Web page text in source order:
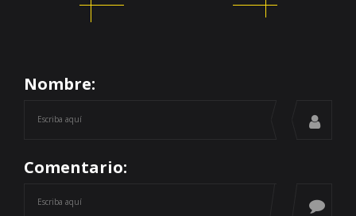
Nombre:
Comentario: